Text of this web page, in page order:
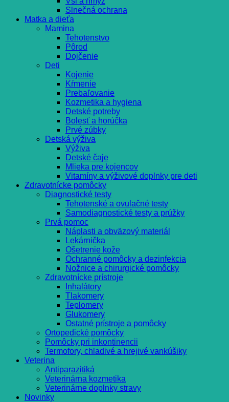
Slnečná ochrana
Matka a dieťa
Mamina
Tehotenstvo
Pôrod
Dojčenie
Deti
Kojenie
Kŕmenie
Prebaľovanie
Kozmetika a hygiena
Detské potreby
Bolesť a horúčka
Prvé zúbky
Detská výživa
Výživa
Detské čaje
Mlieka pre kojencov
Vitamíny a výživové doplnky pre deti
Zdravotnícke pomôcky
Diagnostické testy
Tehotenské a ovulačné testy
Samodiagnostické testy a prúžky
Prvá pomoc
Náplasti a obväzový materiál
Lekárnička
Ošetrenie kože
Ochranné pomôcky a dezinfekcia
Nožnice a chirurgické pomôcky
Zdravotnícke prístroje
Inhalátory
Tlakomery
Teplomery
Glukomery
Ostatné prístroje a pomôcky
Ortopedické pomôcky
Pomôcky pri inkontinencii
Termofory, chladivé a hrejivé vankúšiky
Veterina
Antiparazitiká
Veterinárna kozmetika
Veterinárne doplnky stravy
Novinky